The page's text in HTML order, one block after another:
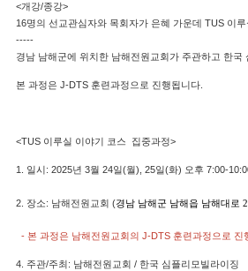
<개강/종강>
16명의 선교관심자와 목회자가 은혜 가운데 TUS 이
-----
경남 남해군에 위치한 남해전원교회가 주관하고 한
본 과정은 J-DTS 훈련과정으로 진행됩니다.
<TUS 이루실 이야기 코스 집중과정>
1. 일시: 2025년 3월 24일(월), 25일(화) 오후 7:00-
2. 장소: 남해전원교회 (경남 남해군 남해읍 남해대로
- 본 과정은 남해전원교회의 J-DTS 훈련과정으로 진
4. 주관/주최: 남해전원교회 / 한국 심플리모빌라이징